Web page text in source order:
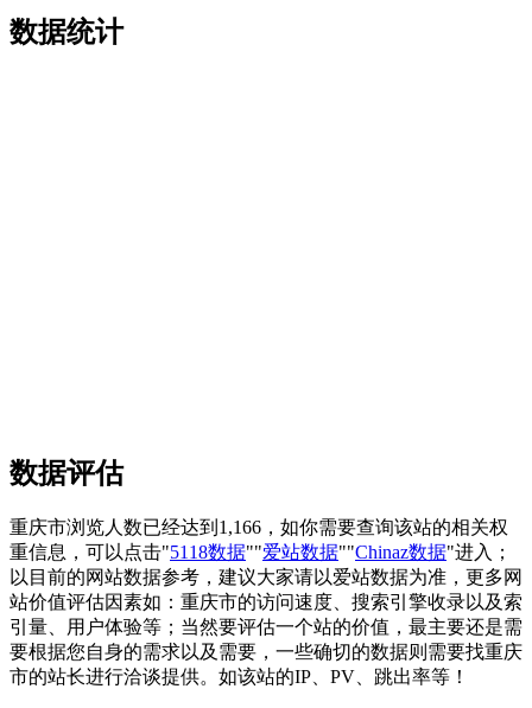
数据统计
数据评估
重庆市浏览人数已经达到1,166，如你需要查询该站的相关权
重信息，可以点击"5118数据""爱站数据""Chinaz数据"进入；
以目前的网站数据参考，建议大家请以爱站数据为准，更多网
站价值评估因素如：重庆市的访问速度、搜索引擎收录以及索
引量、用户体验等；当然要评估一个站的价值，最主要还是需
要根据您自身的需求以及需要，一些确切的数据则需要找重庆
市的站长进行洽谈提供。如该站的IP、PV、跳出率等！